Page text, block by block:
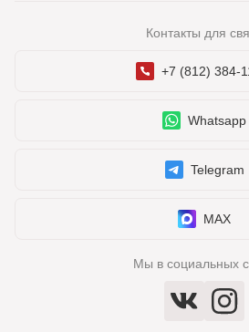
Контакты для
+7 (812) 384-
Whatsapp
Telegram
MAX
Мы в социальных